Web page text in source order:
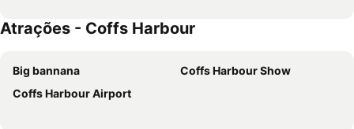
Atrações - Coffs Harbour
Big bannana
Coffs Harbour Show
Coffs Harbour Airport